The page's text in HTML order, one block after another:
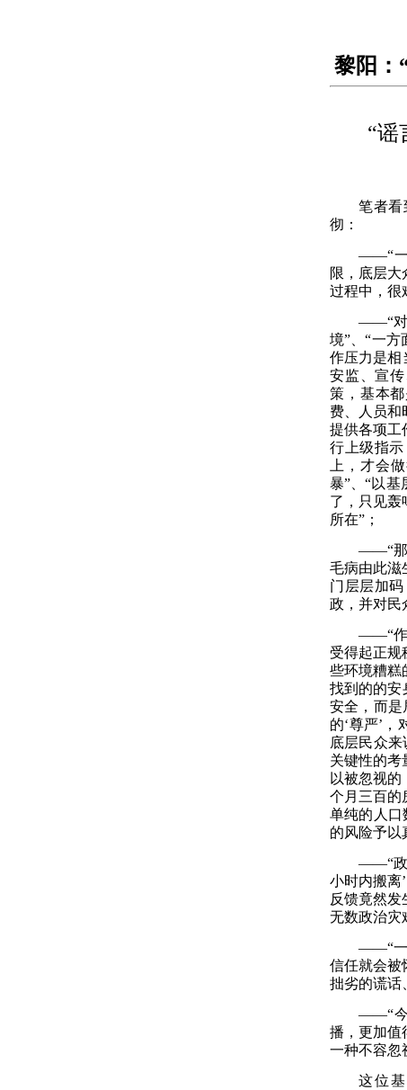
黎阳：
“谣
笔者看
彻：
——“一
限，底层
过程中，很
——“对
境”、“一方
作压力是相
安监、宣
策，基本
费、人员和
提供各项工
行上级指
上，才会
暴”、“以
了，只见
所在” ；
——“那
毛病由此滋
门层层加
政，并对民
——“作
受得起正规
些环境糟糕
找到的的安
安全，而是
的‘尊严’
底层民众
关键性的考
以被忽视
个月三百的
单纯的人口
的风险予以
——“政
小时内搬离
反馈竟然发
无数政治灾
——“一
信任就会被
拙劣的谎话
——“今
播，更加值
一种不容忽
这位